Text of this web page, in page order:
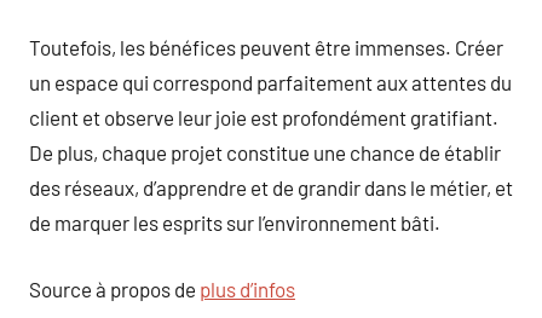
Toutefois, les bénéfices peuvent être immenses. Créer
un espace qui correspond parfaitement aux attentes du
client et observe leur joie est profondément gratifiant.
De plus, chaque projet constitue une chance de établir
des réseaux, d’apprendre et de grandir dans le métier, et
de marquer les esprits sur l’environnement bâti.
Source à propos de plus d’infos